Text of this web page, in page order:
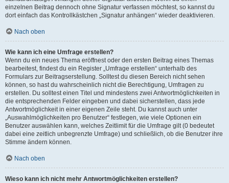
einzelnen Beitrag dennoch ohne Signatur verfassen möchtest, so kannst du
dort einfach das Kontrollkästchen „Signatur anhängen“ wieder deaktivieren.
Nach oben
Wie kann ich eine Umfrage erstellen?
Wenn du ein neues Thema eröffnest oder den ersten Beitrag eines Themas
bearbeitest, findest du ein Register „Umfrage erstellen“ unterhalb des
Formulars zur Beitragserstellung. Solltest du diesen Bereich nicht sehen
können, so hast du wahrscheinlich nicht die Berechtigung, Umfragen zu
erstellen. Du solltest einen Titel und mindestens zwei Antwortmöglichkeiten in
die entsprechenden Felder eingeben und dabei sicherstellen, dass jede
Antwortmöglichkeit in einer eigenen Zeile steht. Du kannst auch unter
„Auswahlmöglichkeiten pro Benutzer“ festlegen, wie viele Optionen ein
Benutzer auswählen kann, welches Zeitlimit für die Umfrage gilt (0 bedeutet
dabei eine zeitlich unbegrenzte Umfrage) und schließlich, ob die Benutzer ihre
Stimme ändern können.
Nach oben
Wieso kann ich nicht mehr Antwortmöglichkeiten erstellen?